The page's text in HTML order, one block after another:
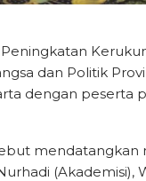
dan Politik
dengan peserta
mendatangkan
(Akademisi),